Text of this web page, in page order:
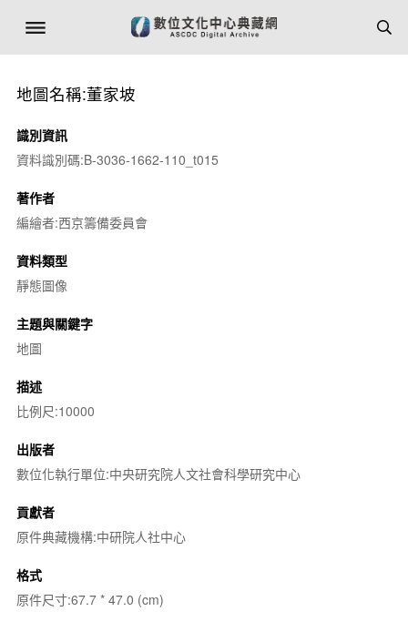
地圖名稱:董家坡
識別資訊
資料識別碼:B-3036-1662-110_t015
著作者
編繪者:西京籌備委員會
資料類型
靜態圖像
主題與關鍵字
地圖
描述
比例尺:10000
出版者
數位化執行單位:中央研究院人文社會科學研究中心
貢獻者
原件典藏機構:中研院人社中心
格式
原件尺寸:67.7 * 47.0 (cm)